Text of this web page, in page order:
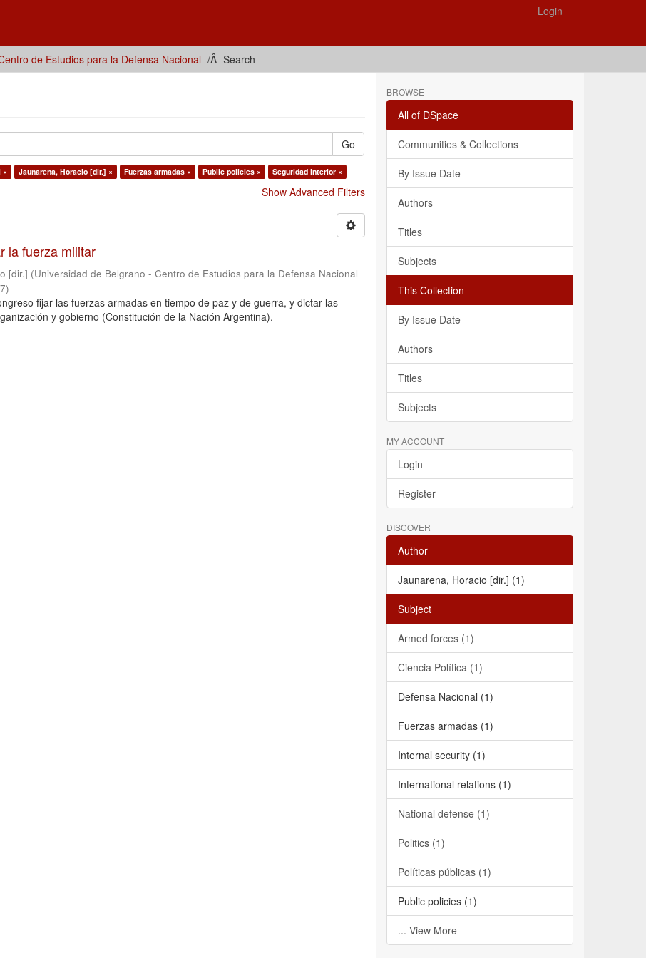
Login
de Estudios para la Defensa Nacional Search
Go
× Jaunarena, Horacio [dir.] × Fuerzas armadas × Public policies × Seguridad interior ×
Show Advanced Filters
la fuerza militar
[dir.] (Universidad de Belgrano - Centro de Estudios para la Defensa Nacional
)
fijar las fuerzas armadas en tiempo de paz y de guerra, y dictar las
y gobierno (Constitución de la Nación Argentina).
BROWSE
All of DSpace
Communities & Collections
By Issue Date
Authors
Titles
Subjects
This Collection
By Issue Date
Authors
Titles
Subjects
MY ACCOUNT
Login
Register
DISCOVER
Author
Jaunarena, Horacio [dir.] (1)
Subject
Armed forces (1)
Ciencia Política (1)
Defensa Nacional (1)
Fuerzas armadas (1)
Internal security (1)
International relations (1)
National defense (1)
Politics (1)
Políticas públicas (1)
Public policies (1)
... View More